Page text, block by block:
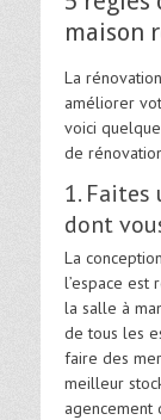
maison
La
améliorer
voici
de
1. Faites
dont
La
l’espace est
la salle à
de tous les
faire des
meilleur